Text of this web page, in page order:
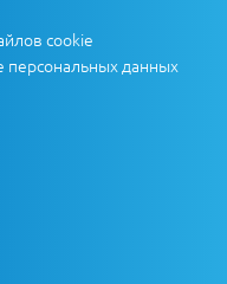
cookie
персональных данных